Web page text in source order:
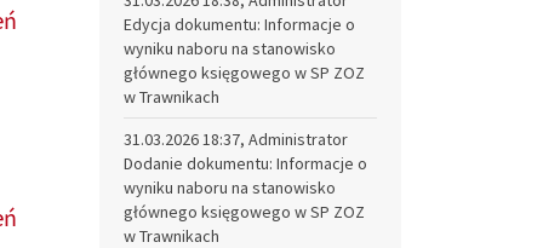
Edycja dokumentu: Informacje o
wyniku naboru na stanowisko
głównego księgowego w SP ZOZ
w Trawnikach
31.03.2026 18:37, Administrator
Dodanie dokumentu: Informacje o
wyniku naboru na stanowisko
głównego księgowego w SP ZOZ
w Trawnikach